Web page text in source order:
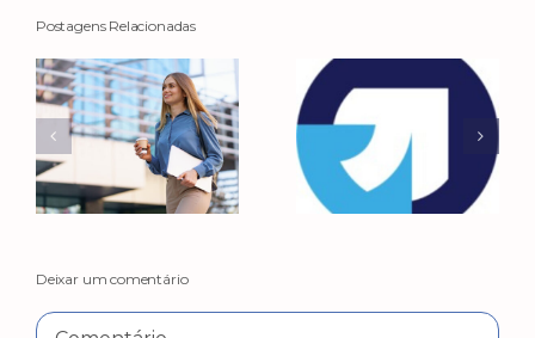
Postagens Relacionadas
Deixar um comentário
Comentário